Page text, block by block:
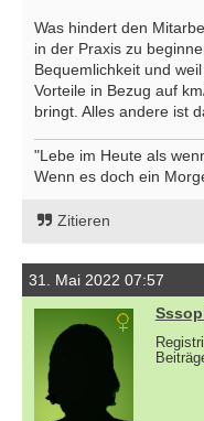
Was hindert den
in der Praxis zu
Bequemlichkeit und
Vorteile in Bezug auf
bringt. Alles andere ist
"Lebe im Heute als
Wenn es doch ein
Zitieren
31. Mai 2022 07:57